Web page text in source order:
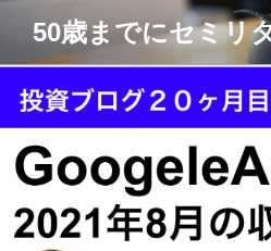
テ
ッ
50歳までにセミリ